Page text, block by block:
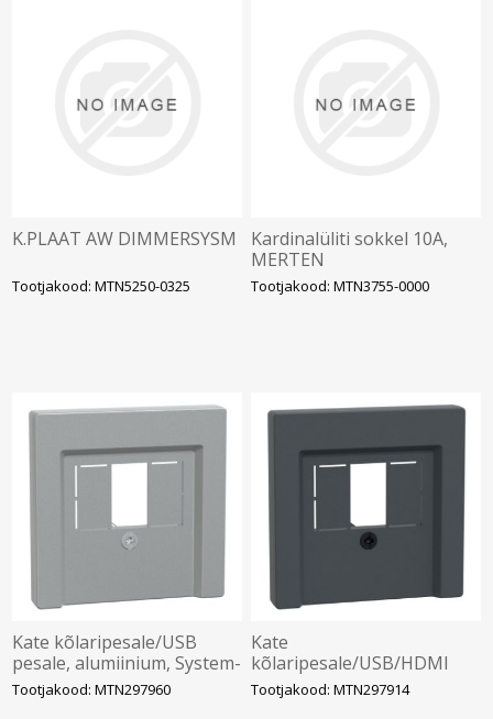
K.PLAAT AW DIMMERSYSM
Tootjakood: MTN5250-0325
Kardinalüliti sokkel 10A,
MERTEN
Tootjakood: MTN3755-0000
Kate kõlaripesale/USB
pesale, alumiinium, System-
M, MERTEN
Tootjakood: MTN297960
Kate
kõlaripesale/USB/HDMI
pesale, antratsiit, System-
M, MERTEN
Tootjakood: MTN297914